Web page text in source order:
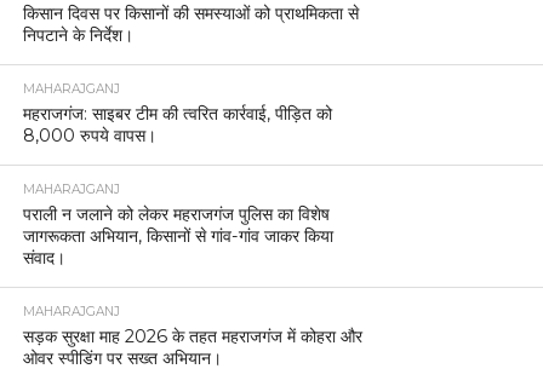
किसान दिवस पर किसानों की समस्याओं को प्राथमिकता से
निपटाने के निर्देश।
MAHARAJGANJ
महराजगंज: साइबर टीम की त्वरित कार्रवाई, पीड़ित को
8,000 रुपये वापस।
MAHARAJGANJ
पराली न जलाने को लेकर महराजगंज पुलिस का विशेष
जागरूकता अभियान, किसानों से गांव-गांव जाकर किया
संवाद।
MAHARAJGANJ
सड़क सुरक्षा माह 2026 के तहत महराजगंज में कोहरा और
ओवर स्पीडिंग पर सख्त अभियान।